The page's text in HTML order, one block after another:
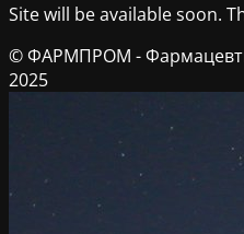
Site will be available soon.
© ФАРМПРОМ -
2025